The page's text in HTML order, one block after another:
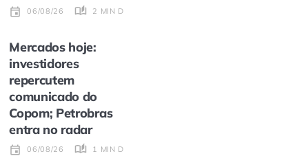
06/08/26 2 MIN DE LEITURA
Mercados hoje:
investidores
repercutem
comunicado do
Copom; Petrobras
entra no radar
06/08/26 1 MIN DE LEITURA